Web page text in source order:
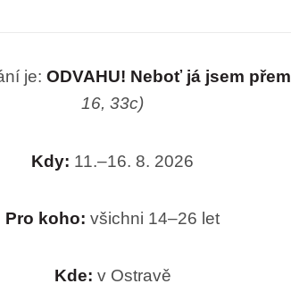
je: ODVAHU! Neboť já jsem
16, 33c)
Kdy: 11.–16. 8. 2026
Pro koho: všichni 14–26 let
Kde: v Ostravě